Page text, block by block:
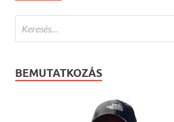
BEMUTATKOZÁS